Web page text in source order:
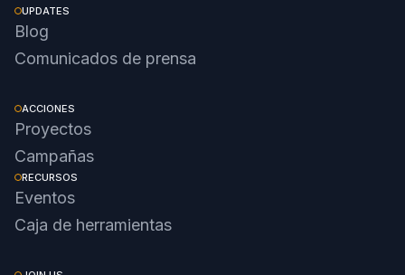
UPDATES
Blog
Comunicados de prensa
ACCIONES
Proyectos
Campañas
RECURSOS
Eventos
Caja de herramientas